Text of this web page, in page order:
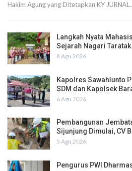
Hakim Agung yang Ditetapkan KY
Langkah Nyata
Sejarah Nagari
8 Agu 2026
Kapolres Sawahlunto
SDM dan Kapolsek
6 Agu 2026
Pembangunan
Sijunjung Dimulai, CV
5 Agu 2026
Pengurus PWI